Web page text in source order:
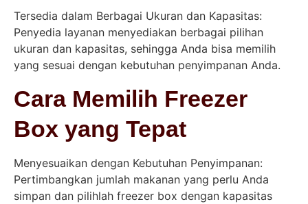
Tersedia dalam Berbagai Ukuran dan Kapasitas:
Penyedia layanan menyediakan berbagai pilihan
ukuran dan kapasitas, sehingga Anda bisa memilih
yang sesuai dengan kebutuhan penyimpanan Anda.
Cara Memilih Freezer
Box yang Tepat
Menyesuaikan dengan Kebutuhan Penyimpanan:
Pertimbangkan jumlah makanan yang perlu Anda
simpan dan pilihlah freezer box dengan kapasitas